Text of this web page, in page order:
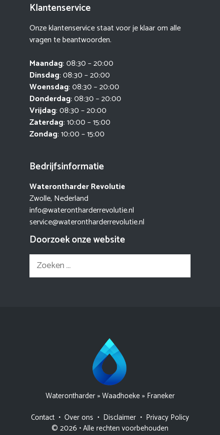
Klantenservice
Onze klantenservice staat voor je klaar om alle
vragen te beantwoorden.
Maandag: 08:30 – 20:00
Dinsdag: 08:30 – 20:00
Woensdag: 08:30 – 20:00
Donderdag: 08:30 – 20:00
Vrijdag: 08:30 – 20:00
Zaterdag: 10:00 – 15:00
Zondag: 10:00 – 15:00
Bedrijfsinformatie
Waterontharder Revolutie
Zwolle, Nederland
info@waterontharderrevolutie.nl
service@waterontharderrevolutie.nl
Doorzoek onze website
Zoek
naar:
Waterontharder»Waadhoeke» Franeker
Contact • Over ons • Disclaimer • Privacy Policy
© 2026 • Alle rechten voorbehouden